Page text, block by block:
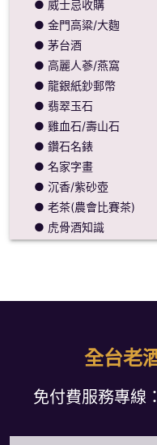
● 威士忌收購
● 金門高粱/大麴
● 茅台酒
● 高麗人蔘/燕窩
● 龍銀紙鈔郵幣
● 翡翠玉石
● 雞血石/壽山石
● 鑽石名錶
● 名家字畫
● 沉香/紫砂壺
● 老茶(農會比賽茶)
● 虎骨酒知識
全台老
免付費服務專線：